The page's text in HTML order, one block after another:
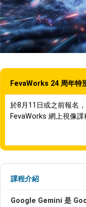
FevaWorks 24 周年特
於8月11日或之前報名
FevaWorks 網上視像
課程介紹
Google Gemini 是